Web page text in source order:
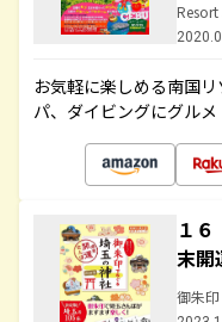
Resort
お気軽に楽しめる南国
パ、ダイビングにグル
１
末
御朱印